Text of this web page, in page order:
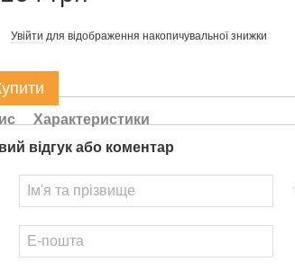
Увійти для відображення накопичувальної знижки
Характеристики
відгук або коментар